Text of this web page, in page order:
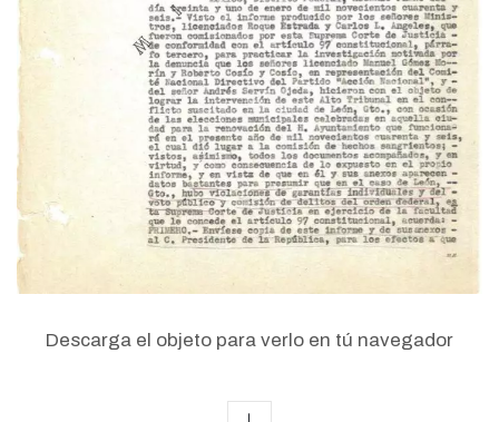
Descarga el objeto para verlo en tú navegador